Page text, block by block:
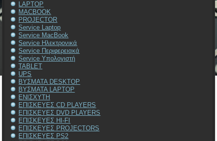
LAPTOP
MACBOOK
PROJECTOR
Service Laptop
Service MacBook
Service Ηλεκτρονικά
Service Περιφερειακά
Service Υπολογιστή
TABLET
UPS
ΒΥΣΜΑΤΑ DESKTOP
ΒΥΣΜΑΤΑ LAPTOP
ΕΝΙΣΧΥΤΗ
ΕΠΙΣΚΕΥΕΣ CD PLAYERS
ΕΠΙΣΚΕΥΕΣ DVD PLAYERS
ΕΠΙΣΚΕΥΕΣ HI-FI
ΕΠΙΣΚΕΥΕΣ PROJECTORS
ΕΠΙΣΚΕΥΕΣ PS2